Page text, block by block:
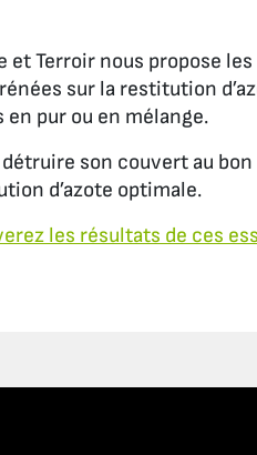
et Terroir nous propose les
sur la restitution
en pur ou en mélange.
détruire son couvert au
d’azote optimale.
les résultats de ces